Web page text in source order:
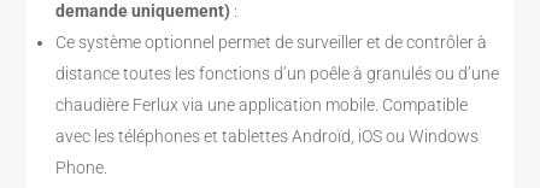
demande uniquement) :
Ce système optionnel permet de surveiller et de contrôler à
distance toutes les fonctions d’un poêle à granulés ou d’une
chaudière Ferlux via une application mobile. Compatible
avec les téléphones et tablettes Androïd, iOS ou Windows
Phone.